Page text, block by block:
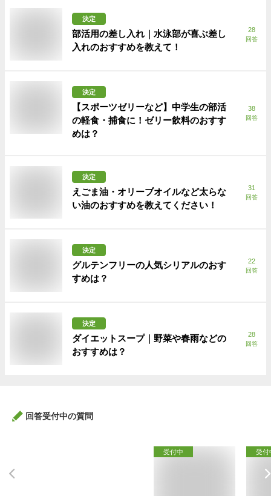
決定
部活用の差し入れ｜水泳部が喜ぶ差し
入れのおすすめを教えて！
28
回答
決定
【スポーツゼリーなど】中学生の部活
の軽食・捕食に！ゼリー飲料のおすす
めは？
38
回答
決定
えごま油・オリーブオイルなど太らな
い油のおすすめを教えてください！
31
回答
決定
グルテンフリーの人気シリアルのおす
すめは？
22
回答
決定
ダイエットスープ｜野菜や春雨などの
おすすめは？
28
回答
回答受付中の質問
受付中 受付